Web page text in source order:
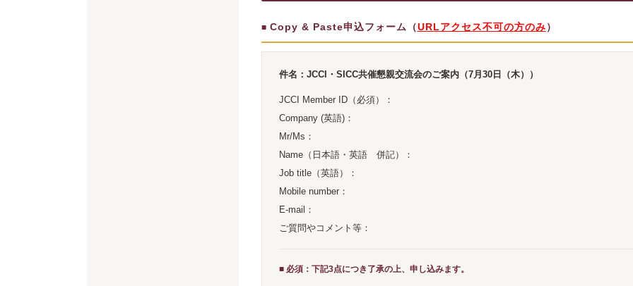
■ Copy & Paste申込フォーム（URLアクセス不可の方のみ）
件名：JCCI・SICC共催懇親交流会のご案内（7月30日（木））
JCCI Member ID（必須）：
Company (英語)：
Mr/Ms：
Name（日本語・英語 併記）：
Job title（英語）：
Mobile number：
E-mail：
ご質問やコメント等：
■ 必須：下記3点につき了承の上、申し込みます。